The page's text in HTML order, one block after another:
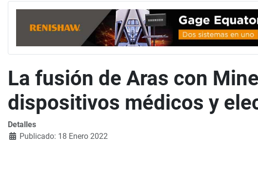
La fusión de Aras con
dispositivos médicos y
Detalles
Publicado: 18 Enero 2022